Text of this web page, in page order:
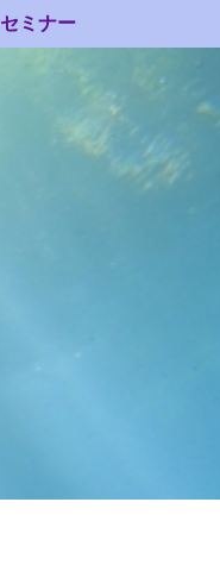
セミナー